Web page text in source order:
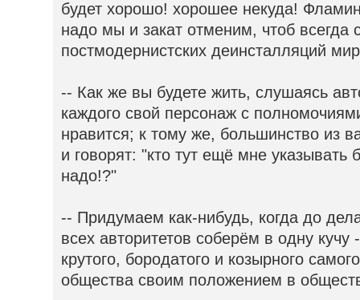
будет хорошо! хорошее некуда!
надо мы и закат отменим, чтоб всегда
постмодернистских деинсталляций
-- Как же вы будете жить, слушаясь
каждого свой персонаж с
нравится; к тому же, большинство из
и говорят: "кто тут ещё мне указывать
надо!?"
-- Придумаем как-нибудь, когда до
всех авторитетов соберём в одну
крутого, бородатого и козырного
общества своим положением в